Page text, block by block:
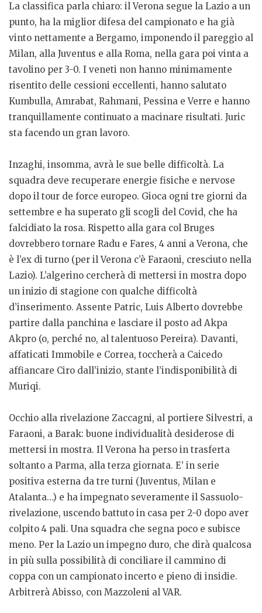
La classifica parla chiaro: il Verona segue la Lazio a un
punto, ha la miglior difesa del campionato e ha già
vinto nettamente a Bergamo, imponendo il pareggio al
Milan, alla Juventus e alla Roma, nella gara poi vinta a
tavolino per 3-0. I veneti non hanno minimamente
risentito delle cessioni eccellenti, hanno salutato
Kumbulla, Amrabat, Rahmani, Pessina e Verre e hanno
tranquillamente continuato a macinare risultati. Juric
sta facendo un gran lavoro.
Inzaghi, insomma, avrà le sue belle difficoltà. La
squadra deve recuperare energie fisiche e nervose
dopo il tour de force europeo. Gioca ogni tre giorni da
settembre e ha superato gli scogli del Covid, che ha
falcidiato la rosa. Rispetto alla gara col Bruges
dovrebbero tornare Radu e Fares, 4 anni a Verona, che
è l’ex di turno (per il Verona c’è Faraoni, cresciuto nella
Lazio). L’algerino cercherà di mettersi in mostra dopo
un inizio di stagione con qualche difficoltà
d’inserimento. Assente Patric, Luis Alberto dovrebbe
partire dalla panchina e lasciare il posto ad Akpa
Akpro (o, perché no, al talentuoso Pereira). Davanti,
affaticati Immobile e Correa, toccherà a Caicedo
affiancare Ciro dall’inizio, stante l’indisponibilità di
Muriqi.
Occhio alla rivelazione Zaccagni, al portiere Silvestri, a
Faraoni, a Barak: buone individualità desiderose di
mettersi in mostra. Il Verona ha perso in trasferta
soltanto a Parma, alla terza giornata. E’ in serie
positiva esterna da tre turni (Juventus, Milan e
Atalanta…) e ha impegnato severamente il Sassuolo-
rivelazione, uscendo battuto in casa per 2-0 dopo aver
colpito 4 pali. Una squadra che segna poco e subisce
meno. Per la Lazio un impegno duro, che dirà qualcosa
in più sulla possibilità di conciliare il cammino di
coppa con un campionato incerto e pieno di insidie.
Arbitrerà Abisso, con Mazzoleni al VAR.